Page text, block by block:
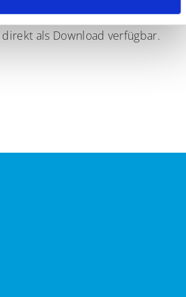
an einem Ort – kompakt
als Download verfügbar.